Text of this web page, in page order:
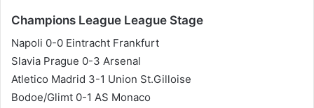
Champions League League Stage
Napoli 0-0 Eintracht Frankfurt
Slavia Prague 0-3 Arsenal
Atletico Madrid 3-1 Union St.Gilloise
Bodoe/Glimt 0-1 AS Monaco